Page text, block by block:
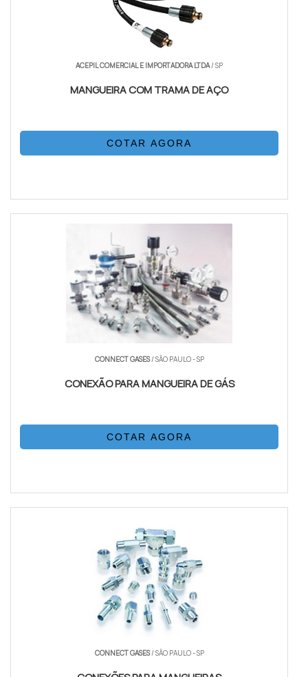
ACEPIL COMERCIAL E IMPORTADORA LTDA/ SP
MANGUEIRA COM TRAMA DE AÇO
COTAR AGORA
CONNECT GASES/ SÃO PAULO - SP
CONEXÃO PARA MANGUEIRA DE GÁS
COTAR AGORA
CONNECT GASES/ SÃO PAULO - SP